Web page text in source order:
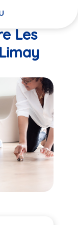
Les